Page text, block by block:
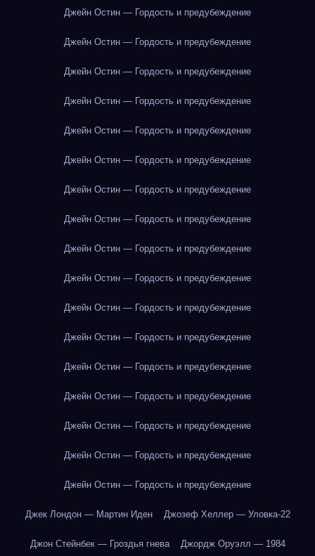
Джейн Остин — Гордость и предубеждение
Джейн Остин — Гордость и предубеждение
Джейн Остин — Гордость и предубеждение
Джейн Остин — Гордость и предубеждение
Джейн Остин — Гордость и предубеждение
Джейн Остин — Гордость и предубеждение
Джейн Остин — Гордость и предубеждение
Джейн Остин — Гордость и предубеждение
Джейн Остин — Гордость и предубеждение
Джейн Остин — Гордость и предубеждение
Джейн Остин — Гордость и предубеждение
Джейн Остин — Гордость и предубеждение
Джейн Остин — Гордость и предубеждение
Джейн Остин — Гордость и предубеждение
Джейн Остин — Гордость и предубеждение
Джейн Остин — Гордость и предубеждение
Джейн Остин — Гордость и предубеждение
Джек Лондон — Мартин Иден Джозеф Хеллер — Уловка-22
Джон Стейнбек — Гроздья гнева Джордж Оруэлл — 1984